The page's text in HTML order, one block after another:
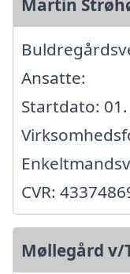
Martin
Ansatte:
Startdato:
CVR:
Møllegård v/